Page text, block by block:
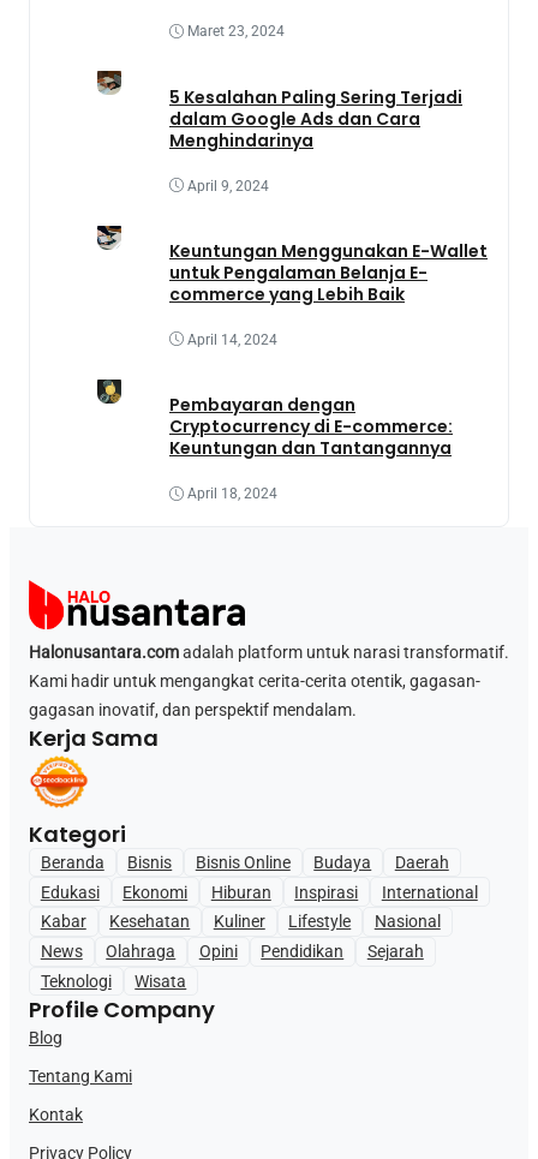
Maret 23, 2024
5 Kesalahan Paling Sering Terjadi
dalam Google Ads dan Cara
Menghindarinya
April 9, 2024
Keuntungan Menggunakan E-Wallet
untuk Pengalaman Belanja E-
commerce yang Lebih Baik
April 14, 2024
Pembayaran dengan
Cryptocurrency di E-commerce:
Keuntungan dan Tantangannya
April 18, 2024
Halonusantara.comadalah platform untuk narasi transformatif.
Kami hadir untuk mengangkat cerita-cerita otentik, gagasan-
gagasan inovatif, dan perspektif mendalam.
Kerja Sama
Kategori
Beranda Bisnis Bisnis Online Budaya
Daerah
Edukasi
Ekonomi Hiburan Inspirasi
International
Kabar
Kesehatan Kuliner Lifestyle
Nasional
News
Olahraga Opini Pendidikan
Sejarah
Teknologi
Wisata
Profile Company
Blog
Tentang Kami
Kontak
Privacy Policy